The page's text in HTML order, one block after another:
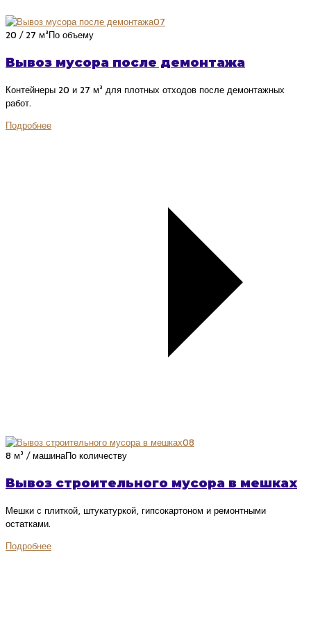
07
20 / 27 м³По объему
Вывоз мусора после демонтажа
Контейнеры 20 и 27 м³ для плотных отходов после демонтажных
работ.
Подробнее
08
8 м³ / машинаПо количеству
Вывоз строительного мусора в мешках
Мешки с плиткой, штукатуркой, гипсокартоном и ремонтными
остатками.
Подробнее